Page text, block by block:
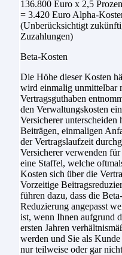
136.800 Euro x 2,5
= 3.420 Euro Alpha-
(Unberücksichtigt
Zuzahlungen)
Beta-Kosten
Die Höhe dieser Kosten
wird einmalig unmittelbar
Vertragsguthaben
den Verwaltungskosten
Versicherer unterscheiden
Beiträgen, einmaligen
der Vertragslaufzeit
Versicherer verwenden
eine Staffel, welche
Kosten sich über die
Vorzeitige
führen dazu, dass die
Reduzierung angepasst
ist, wenn Ihnen aufgrund
ersten Jahren
werden und Sie als
nur teilweise oder gar